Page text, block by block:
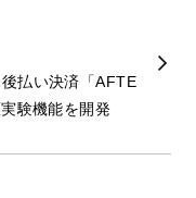
払い決済「AFTE
験機能を開発